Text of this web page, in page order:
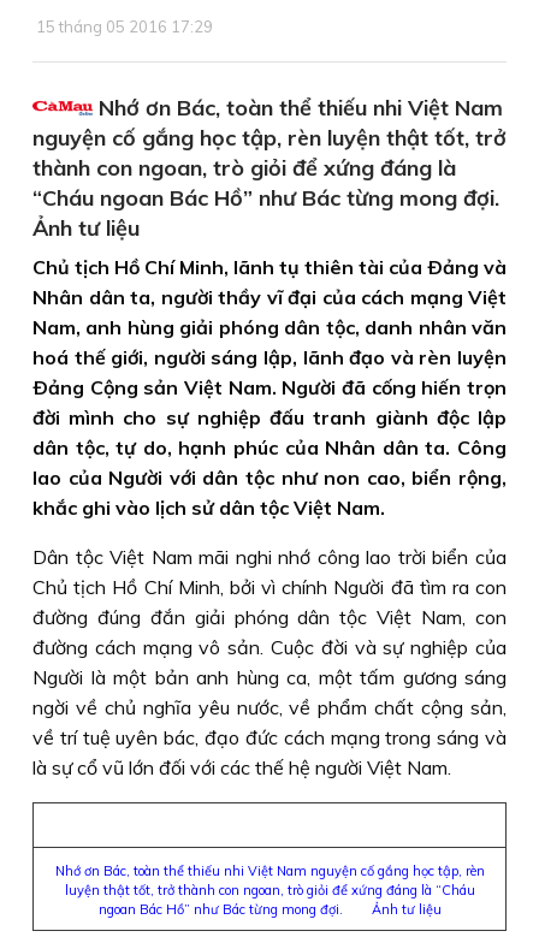
15 tháng 05 2016 17:29
Nhớ ơn Bác, toàn thể thiếu nhi Việt Nam
nguyện cố gắng học tập, rèn luyện thật tốt, trở
thành con ngoan, trò giỏi để xứng đáng là
“Cháu ngoan Bác Hồ” như Bác từng mong đợi.
Ảnh tư liệu
Chủ tịch Hồ Chí Minh, lãnh tụ thiên tài của Ðảng và
Nhân dân ta, người thầy vĩ đại của cách mạng Việt
Nam, anh hùng giải phóng dân tộc, danh nhân văn
hoá thế giới, người sáng lập, lãnh đạo và rèn luyện
Ðảng Cộng sản Việt Nam. Người đã cống hiến trọn
đời mình cho sự nghiệp đấu tranh giành độc lập
dân tộc, tự do, hạnh phúc của Nhân dân ta. Công
lao của Người với dân tộc như non cao, biển rộng,
khắc ghi vào lịch sử dân tộc Việt Nam.
Dân tộc Việt Nam mãi nghi nhớ công lao trời biển của
Chủ tịch Hồ Chí Minh, bởi vì chính Người đã tìm ra con
đường đúng đắn giải phóng dân tộc Việt Nam, con
đường cách mạng vô sản. Cuộc đời và sự nghiệp của
Người là một bản anh hùng ca, một tấm gương sáng
ngời về chủ nghĩa yêu nước, về phẩm chất cộng sản,
về trí tuệ uyên bác, đạo đức cách mạng trong sáng và
là sự cổ vũ lớn đối với các thế hệ người Việt Nam.
Nhớ ơn Bác, toàn thể thiếu nhi Việt Nam nguyện cố gắng học tập, rèn
luyện thật tốt, trở thành con ngoan, trò giỏi để xứng đáng là “Cháu
ngoan Bác Hồ” như Bác từng mong đợi. Ảnh tư liệu